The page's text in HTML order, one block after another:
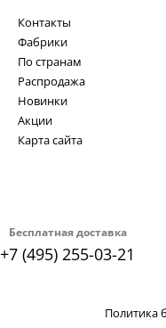
Бесплатная доставка
+7 (495) 255-03-21
Контакты
Фабрики
По странам
Распродажа
Новинки
Акции
Карта сайта
Политика